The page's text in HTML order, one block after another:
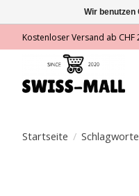
Kostenloser Versand ab
Startseite / Schlagworte
Wir benutzen